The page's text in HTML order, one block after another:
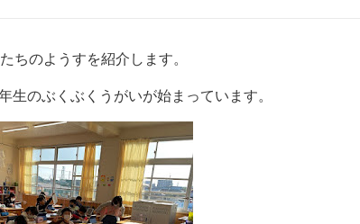
ちのようすを紹介します。
生のぶくぶくうがいが始まっています。